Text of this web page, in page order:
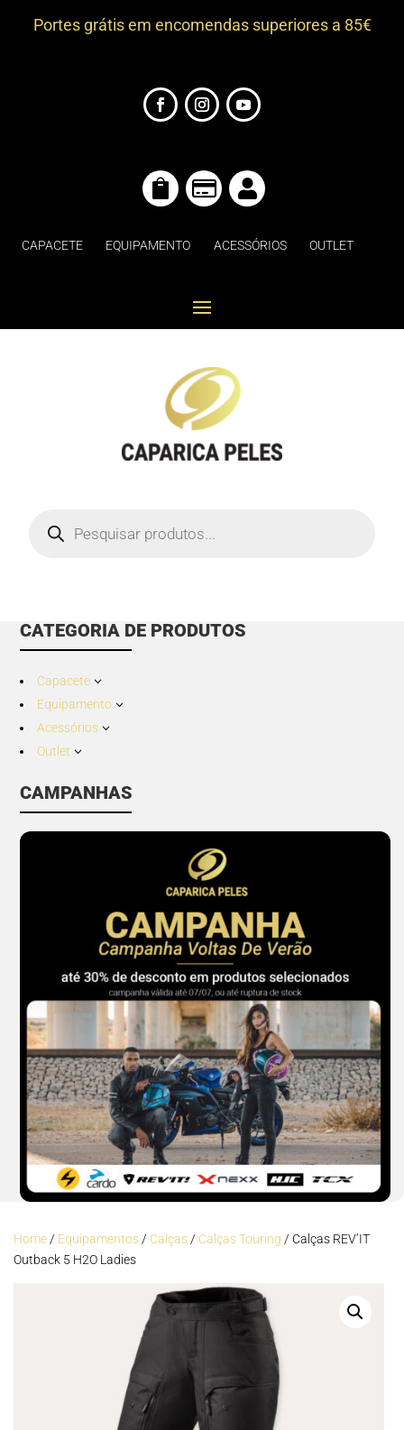
Portes grátis em encomendas superiores a 85€
  
CAPACETE EQUIPAMENTO ACESSÓRIOS OUTLET
search
CATEGORIA DE PRODUTOS
Capacete 3
Equipamento 3
Acessórios 3
Outlet 3
CAMPANHAS
Home/ Equipamentos/ Calças/ Calças Touring / Calças REV’IT
Outback 5 H2O Ladies